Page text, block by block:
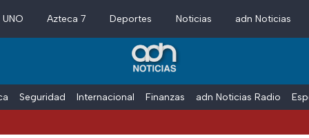
Azteca 7 Deportes Noticias adn Noticias
Seguridad Internacional Finanzas adn Noticias Radio